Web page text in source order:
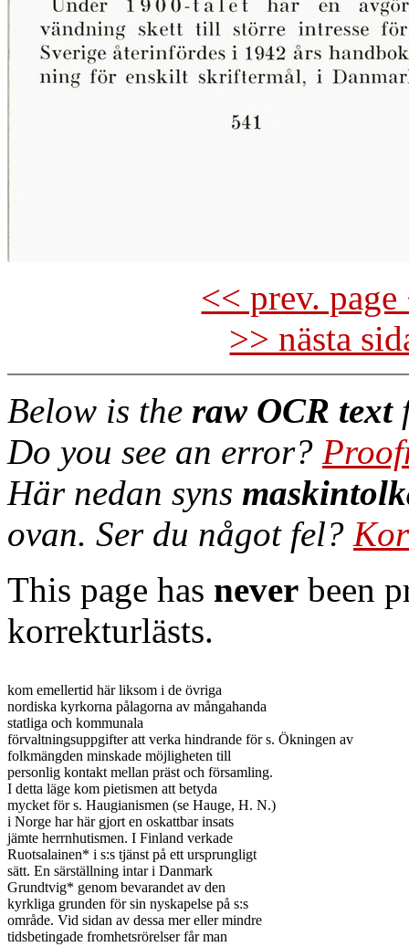
<< prev.
>> nästa
Below is the raw OCR text
Do you see an error?
Här nedan syns
ovan. Ser du något fel?
This page has never been
korrekturlästs.
kom emellertid här liksom i de övriga
nordiska kyrkorna pålagorna av mångahanda
statliga och kommunala
förvaltningsuppgifter att verka hindrande för s. Ökningen av
folkmängden minskade möjligheten till
personlig kontakt mellan präst och församling.
I detta läge kom pietismen att betyda
mycket för s. Haugianismen (se Hauge, H. N.)
i Norge har här gjort en oskattbar insats
jämte herrnhutismen. I Finland verkade
Ruotsalainen* i s:s tjänst på ett ursprungligt
sätt. En särställning intar i Danmark
Grundtvig* genom bevarandet av den
kyrkliga grunden för sin nyskapelse på s:s
område. Vid sidan av dessa mer eller mindre
tidsbetingade fromhetsrörelser får man